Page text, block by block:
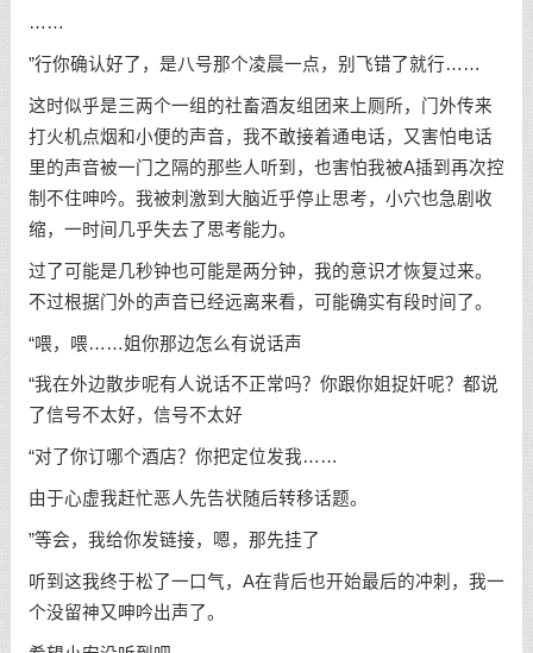
……
”行你确认好了，是八号那个凌晨一点，别飞错了就行……
这时似乎是三两个一组的社畜酒友组团来上厕所，门外传来
打火机点烟和小便的声音，我不敢接着通电话，又害怕电话
里的声音被一门之隔的那些人听到，也害怕我被A插到再次控
制不住呻吟。我被刺激到大脑近乎停止思考，小穴也急剧收
缩，一时间几乎失去了思考能力。
过了可能是几秒钟也可能是两分钟，我的意识才恢复过来。
不过根据门外的声音已经远离来看，可能确实有段时间了。
“喂，喂……姐你那边怎么有说话声
“我在外边散步呢有人说话不正常吗？你跟你姐捉奸呢？都说
了信号不太好，信号不太好
“对了你订哪个酒店？你把定位发我……
由于心虚我赶忙恶人先告状随后转移话题。
”等会，我给你发链接，嗯，那先挂了
听到这我终于松了一口气，A在背后也开始最后的冲刺，我一
个没留神又呻吟出声了。